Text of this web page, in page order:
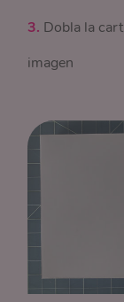
3. Dobla la
imagen